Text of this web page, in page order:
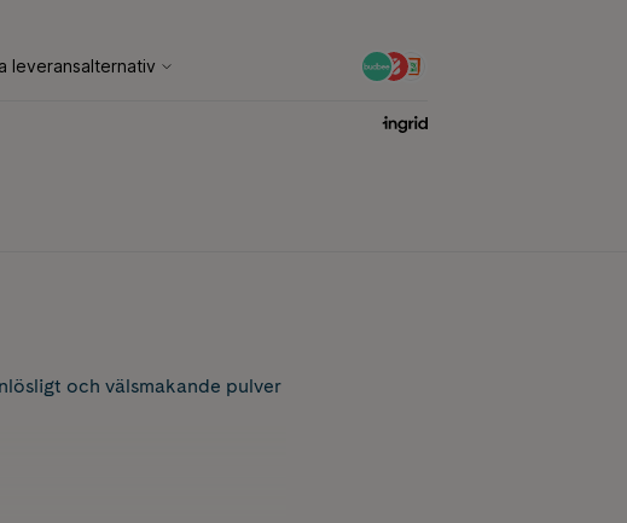
och välsmakande pulver